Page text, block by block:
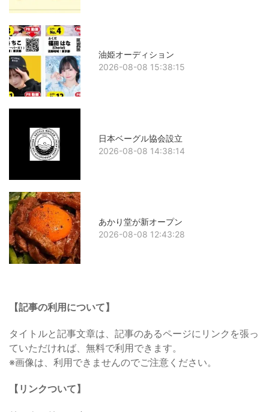
油姫オーディション
2026-08-08 15:38:15
日本ベーグル協会設立
2026-08-08 14:38:14
あかり堂が新オープン
2026-08-08 12:43:28
【記事の利用について】
タイトルと記事文章は、記事のあるページにリンクを張っ
ていただければ、無料で利用できます。
※画像は、利用できませんのでご注意ください。
【リンクついて】